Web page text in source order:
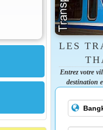
LES
Entrez votre
destination